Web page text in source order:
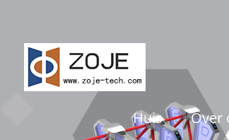
Huis Over